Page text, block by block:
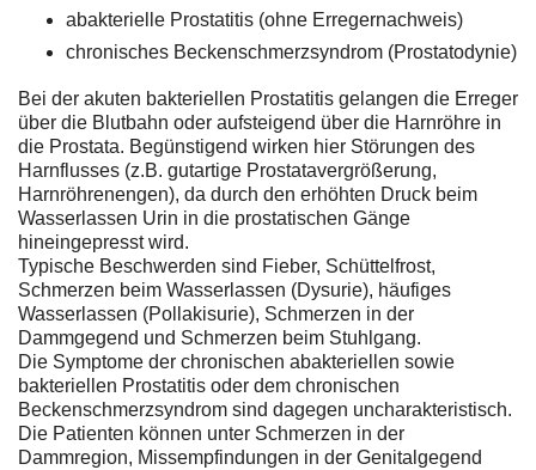
abakterielle Prostatitis (ohne Erregernachweis)
chronisches Beckenschmerzsyndrom (Prostatodynie)
Bei der akuten bakteriellen Prostatitis gelangen die Erreger
über die Blutbahn oder aufsteigend über die Harnröhre in
die Prostata. Begünstigend wirken hier Störungen des
Harnflusses (z.B. gutartige Prostatavergrößerung,
Harnröhrenengen), da durch den erhöhten Druck beim
Wasserlassen Urin in die prostatischen Gänge
hineingepresst wird.
Typische Beschwerden sind Fieber, Schüttelfrost,
Schmerzen beim Wasserlassen (Dysurie), häufiges
Wasserlassen (Pollakisurie), Schmerzen in der
Dammgegend und Schmerzen beim Stuhlgang.
Die Symptome der chronischen abakteriellen sowie
bakteriellen Prostatitis oder dem chronischen
Beckenschmerzsyndrom sind dagegen uncharakteristisch.
Die Patienten können unter Schmerzen in der
Dammregion, Missempfindungen in der Genitalgegend